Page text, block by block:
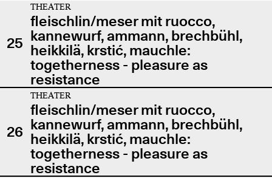
25
THEATER
fleischlin/meser mit ruocco,
kannewurf, ammann, brechbühl,
heikkilä, krstić, mauchle:
togetherness - pleasure as
resistance
26
THEATER
fleischlin/meser mit ruocco,
kannewurf, ammann, brechbühl,
heikkilä, krstić, mauchle:
togetherness - pleasure as
resistance